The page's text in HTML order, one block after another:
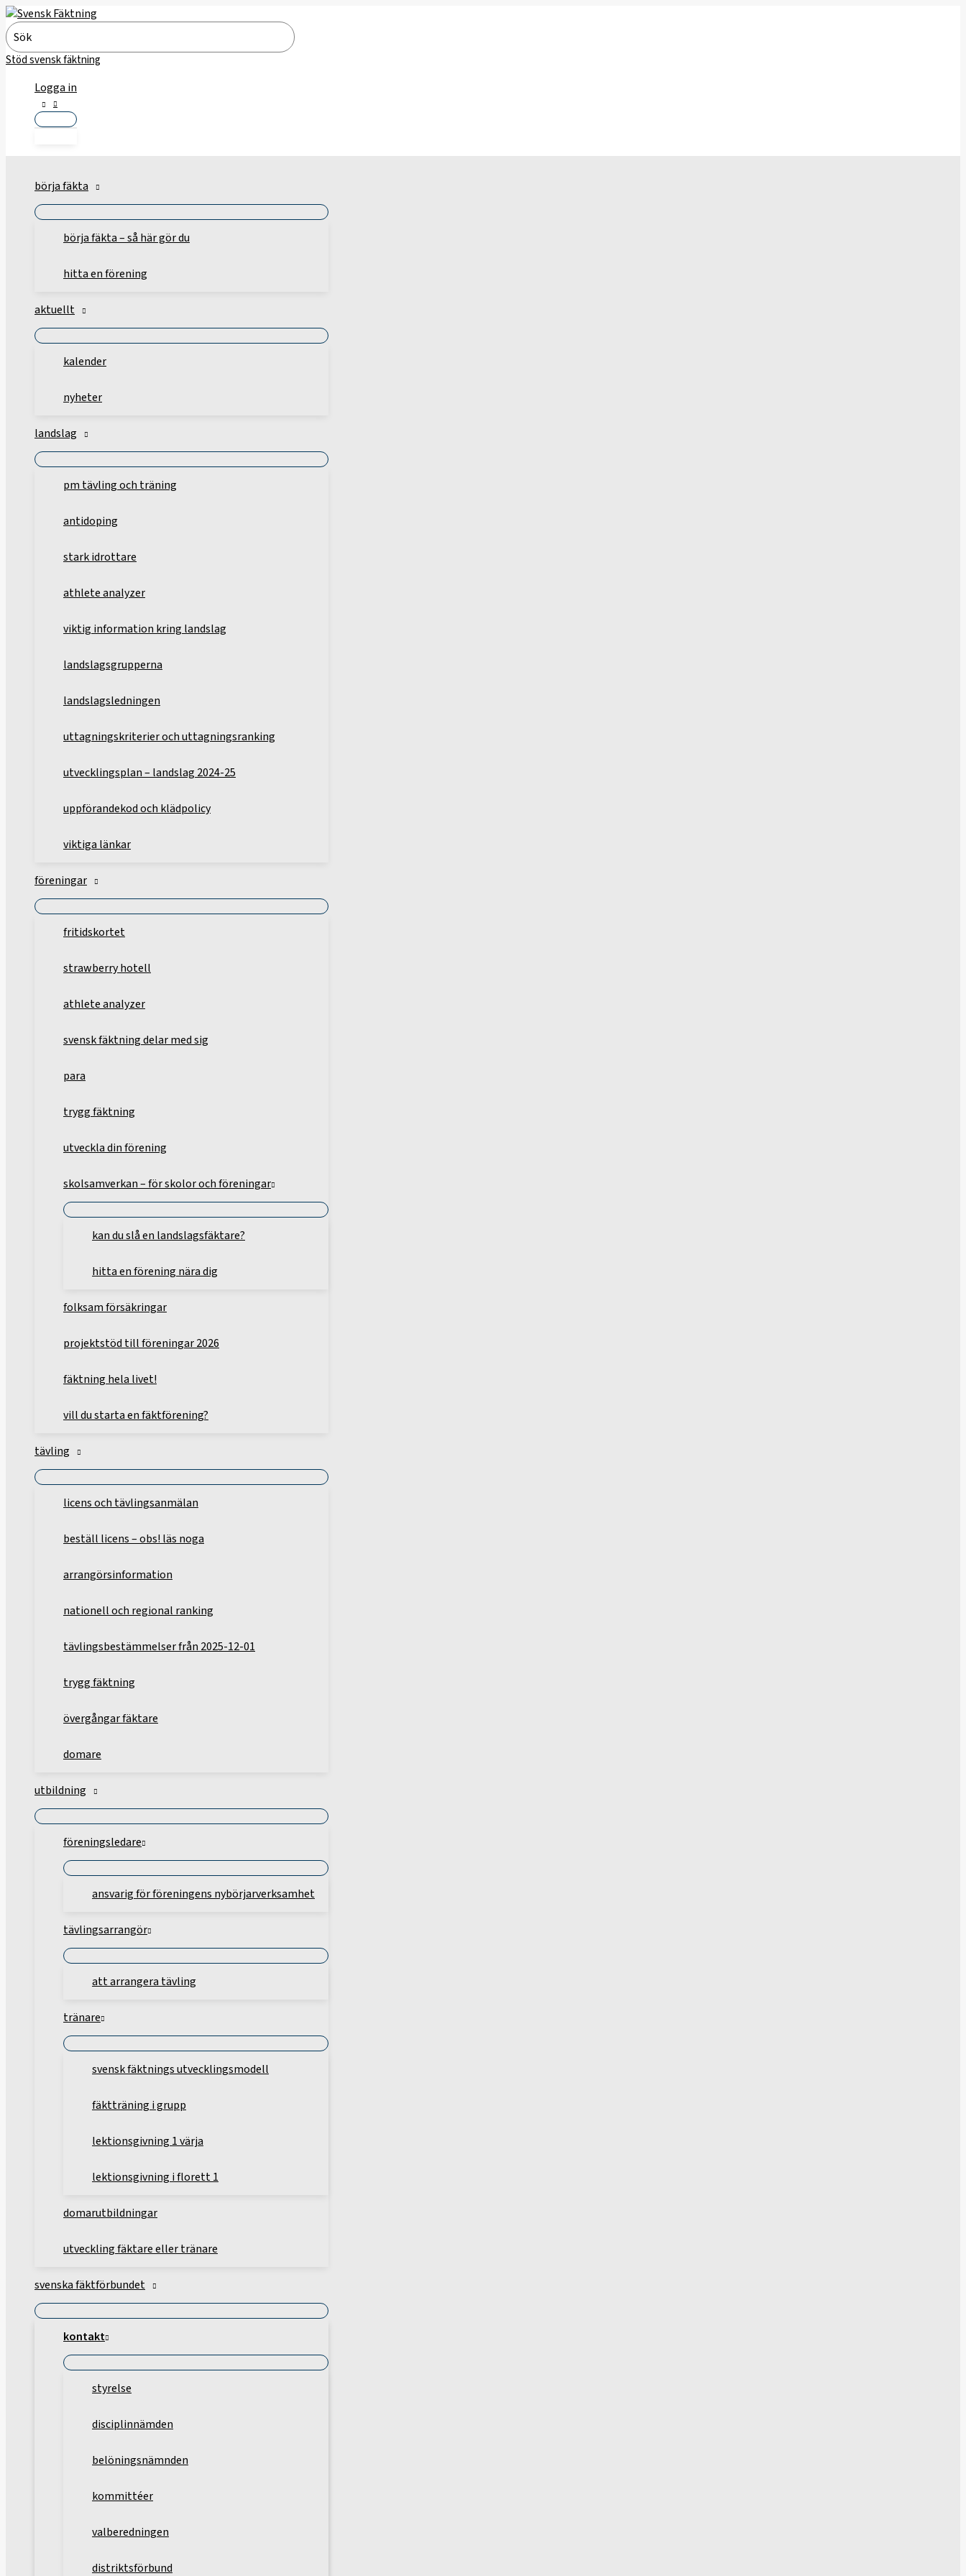
Hoppa
till
innehåll
Search
for:
Stöd svensk fäktning
Logga in
börja fäkta
börja fäkta – så här gör du
hitta en förening
aktuellt
kalender
nyheter
landslag
pm tävling och träning
antidoping
stark idrottare
athlete analyzer
viktig information kring landslag
landslagsgrupperna
landslagsledningen
uttagningskriterier och uttagningsranking
utvecklingsplan – landslag 2024-25
uppförandekod och klädpolicy
viktiga länkar
föreningar
fritidskortet
strawberry hotell
athlete analyzer
svensk fäktning delar med sig
para
trygg fäktning
utveckla din förening
skolsamverkan – för skolor och föreningar
kan du slå en landslagsfäktare?
hitta en förening nära dig
folksam försäkringar
projektstöd till föreningar 2026
fäktning hela livet!
vill du starta en fäktförening?
tävling
licens och tävlingsanmälan
beställ licens – obs! läs noga
arrangörsinformation
nationell och regional ranking
tävlingsbestämmelser från 2025-12-01
trygg fäktning
övergångar fäktare
domare
utbildning
föreningsledare
ansvarig för föreningens nybörjarverksamhet
tävlingsarrangör
att arrangera tävling
tränare
svensk fäktnings utvecklingsmodell
fäktträning i grupp
lektionsgivning 1 värja
lektionsgivning i florett 1
domarutbildningar
utveckling fäktare eller tränare
svenska fäktförbundet
kontakt
styrelse
disciplinnämden
belöningsnämnden
kommittéer
valberedningen
distriktsförbund